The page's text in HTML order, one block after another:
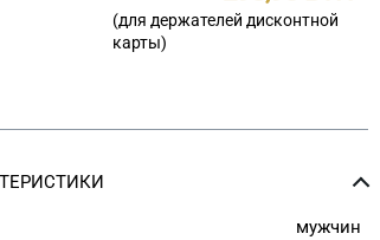
(для держателей дисконтной
карты)
мужчин